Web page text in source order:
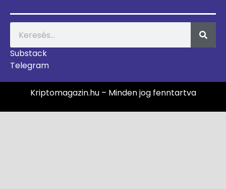
Substack
Telegram
Kriptomagazin.hu – Minden jog fenntartva